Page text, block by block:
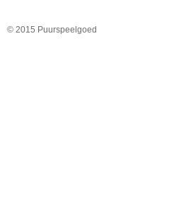
© 2015 Puurspeelgoed